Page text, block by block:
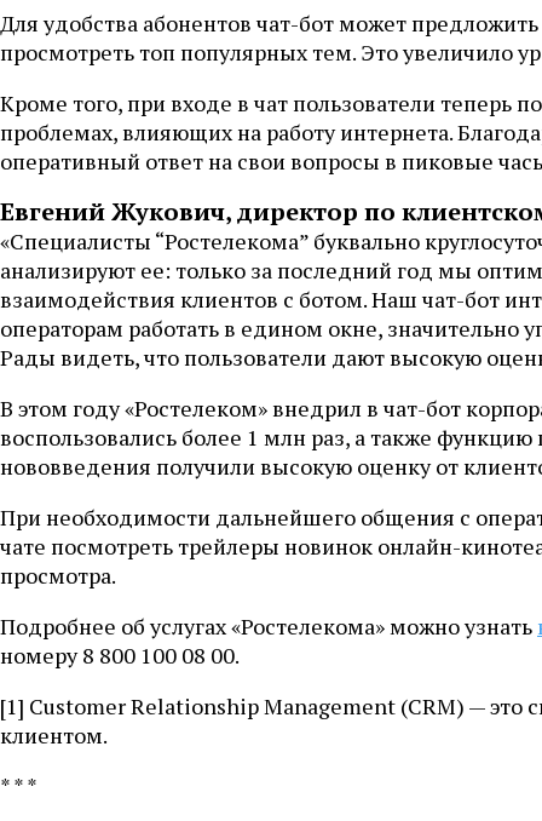
Для удобства абонентов чат-бот может
просмотреть топ популярных тем. Это увеличило
Кроме того, при входе в чат пользователи теперь
проблемах, влияющих на работу интернета.
оперативный ответ на свои вопросы в пиковые
Евгений Жукович, директор по
«Специалисты “Ростелекома” буквально
анализируют ее: только за последний год мы
взаимодействия клиентов с ботом. Наш чат-бот
операторам работать в едином окне, значительно
Рады видеть, что пользователи дают высокую
В этом году «Ростелеком» внедрил в чат-бот
воспользовались более 1 млн раз, а также
нововведения получили высокую оценку от
При необходимости дальнейшего общения с
чате посмотреть трейлеры новинок онлайн-
просмотра.
Подробнее об услугах «Ростелекома» можно узнать
номеру 8 800 100 08 00.
[1] Customer Relationship Management (CRM) —
клиентом.
* * *